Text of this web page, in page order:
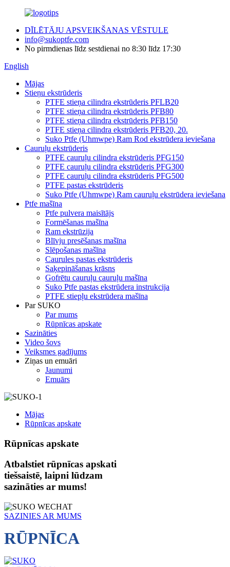
DĪLĒTĀJU APSVEIKŠANAS VĒSTULE
info@sukoptfe.com
No pirmdienas līdz sestdienai no 8:30 līdz 17:30
English
Mājas
Stieņu ekstrūderis
PTFE stieņa cilindra ekstrūderis PFLB20
PTFE stieņa cilindra ekstrūderis PFB80
PTFE stieņa cilindra ekstrūderis PFB150
PTFE stieņa cilindra ekstrūderis PFB20, 20.
Suko Ptfe (Uhmwpe) Ram Rod ekstrūdera ieviešana
Cauruļu ekstrūderis
PTFE cauruļu cilindra ekstrūderis PFG150
PTFE cauruļu cilindra ekstrūderis PFG300
PTFE cauruļu cilindra ekstrūderis PFG500
PTFE pastas ekstrūderis
Suko Ptfe (Uhmwpe) Ram cauruļu ekstrūdera ieviešana
Ptfe mašīna
Ptfe pulvera maisītājs
Formēšanas mašīna
Ram ekstrūzija
Blīvju presēšanas mašīna
Slēpošanas mašīna
Caurules pastas ekstrūderis
Saķepināšanas krāsns
Gofrētu cauruļu cauruļu mašīna
Suko Ptfe pastas ekstrūdera instrukcija
PTFE stiepļu ekstrūdera mašīna
Par SUKO
Par mums
Rūpnīcas apskate
Sazināties
Video šovs
Veiksmes gadījums
Ziņas un emuāri
Jaunumi
Emuārs
Mājas
Rūpnīcas apskate
Rūpnīcas apskate
Atbalstiet rūpnīcas apskati
tiešsaistē, laipni lūdzam
sazināties ar mums!
SAZINIES AR MUMS
RŪPNĪCA